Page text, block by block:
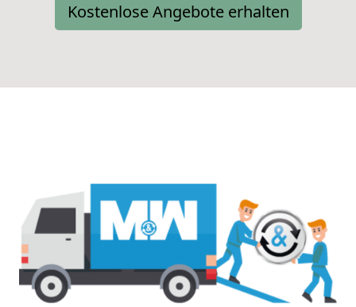
Kostenlose Angebote erhalten